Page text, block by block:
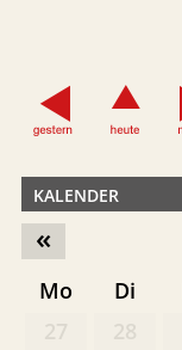
KALENDER
«
Mo Di